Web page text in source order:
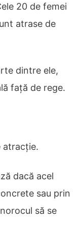
20 de femei
atrase de
dintre ele,
față de rege.
atracție.
dacă acel
sau prin
să se